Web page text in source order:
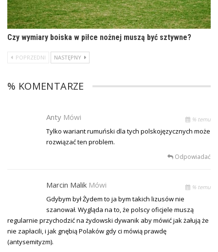
Czy wymiary boiska w piłce nożnej muszą być sztywne?
POPRZEDNI NASTĘPNY
% KOMENTARZE
Anty Mówi % temu
Tylko wariant rumuński dla tych polskojęzycznych może
rozwiązać ten problem.
Odpowiadać
Marcin Malik Mówi % temu
Gdybym był Żydem to ja bym takich lizusów nie
szanował. Wygląda na to, że polscy oficjele muszą
regularnie przychodzić na żydowski dywanik aby mówić jak żałują że
nie zapłacili, i jak gnębią Polaków gdy ci mówią prawdę
(antysemityzm).